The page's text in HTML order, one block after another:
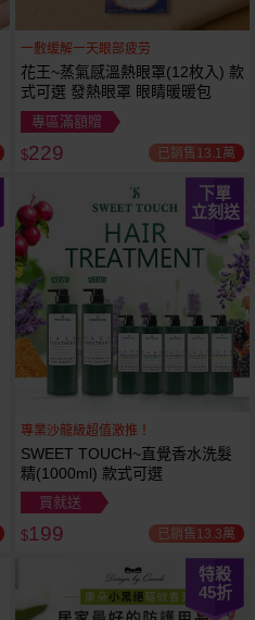
一敷缓解一天眼部疲劳
花王~蒸氣感溫熱眼罩(12枚入) 款
式可選 發熱眼罩 眼睛暖暖包
專區滿額贈
$229 已銷售13.1萬
下單
立刻送
專業沙龍級超值激推！
SWEET TOUCH~直覺香水洗髮
精(1000ml) 款式可選
買就送
$199 已銷售13.3萬
特殺
45折